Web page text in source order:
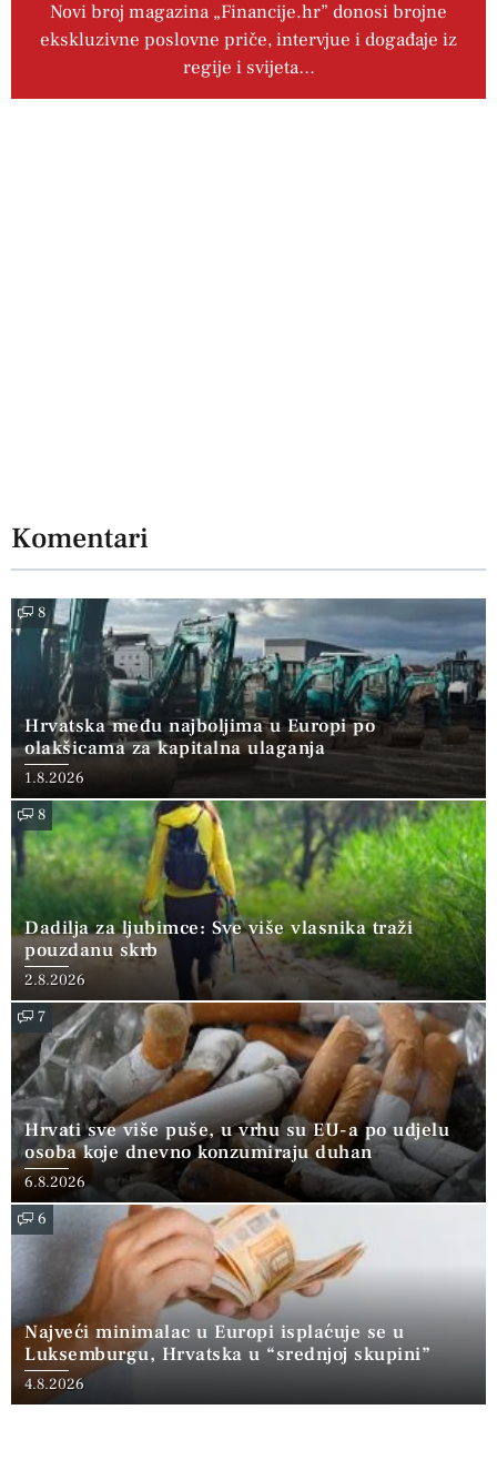
Novi broj magazina „Financije.hr” donosi brojne
ekskluzivne poslovne priče, intervjue i događaje iz
regije i svijeta…
Komentari
8
Hrvatska među najboljima u Europi po
olakšicama za kapitalna ulaganja
1.8.2026
8
Dadilja za ljubimce: Sve više vlasnika traži
pouzdanu skrb
2.8.2026
7
Hrvati sve više puše, u vrhu su EU-a po udjelu
osoba koje dnevno konzumiraju duhan
6.8.2026
6
Najveći minimalac u Europi isplaćuje se u
Luksemburgu, Hrvatska u “srednjoj skupini”
4.8.2026